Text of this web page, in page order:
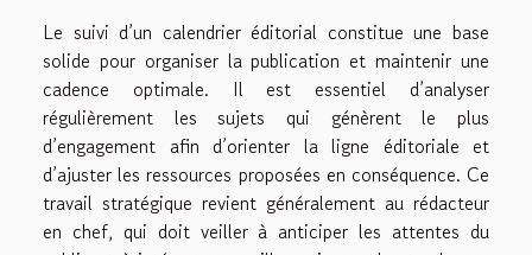
Le suivi d’un calendrier éditorial constitue une base
solide pour organiser la publication et maintenir une
cadence optimale. Il est essentiel d’analyser
régulièrement les sujets qui génèrent le plus
d’engagement afin d’orienter la ligne éditoriale et
d’ajuster les ressources proposées en conséquence. Ce
travail stratégique revient généralement au rédacteur
en chef, qui doit veiller à anticiper les attentes du